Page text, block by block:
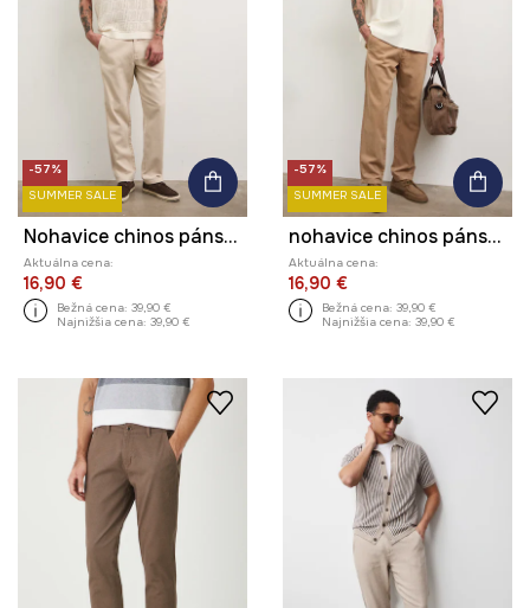
-57%
SUMMER SALE
Nohavice chinos pánske s lyocellom
Aktuálna cena:
16,90 €
Bežná cena: 39,90 €
Najnižšia cena: 39,90 €
-57%
SUMMER SALE
nohavice chinos pánske s lyocellom
Aktuálna cena:
16,90 €
Bežná cena: 39,90 €
Najnižšia cena: 39,90 €